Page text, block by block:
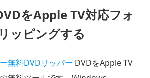
をApple TV対応フォ
ッピングする
無料DVDリッパー DVDをApple TV